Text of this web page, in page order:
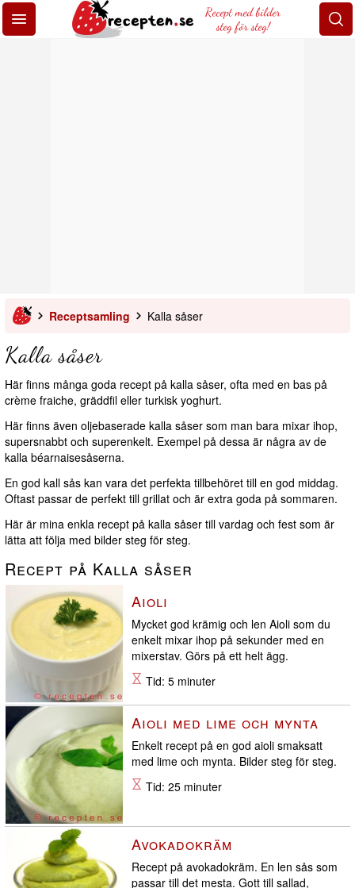
Recept med bilder
steg för steg!
Receptsamling Kalla såser
Kalla såser
Här finns många goda recept på kalla såser, ofta med en bas på
crème fraiche, gräddfil eller turkisk yoghurt.
Här finns även oljebaserade kalla såser som man bara mixar ihop,
supersnabbt och superenkelt. Exempel på dessa är några av de
kalla béarnaisesåserna.
En god kall sås kan vara det perfekta tillbehöret till en god middag.
Oftast passar de perfekt till grillat och är extra goda på sommaren.
Här är mina enkla recept på kalla såser till vardag och fest som är
lätta att följa med bilder steg för steg.
Recept på Kalla såser
Aioli
Mycket god krämig och len Aioli som du
enkelt mixar ihop på sekunder med en
mixerstav. Görs på ett helt ägg.
Tid: 5 minuter
Aioli med lime och mynta
Enkelt recept på en god aioli smaksatt
med lime och mynta. Bilder steg för steg.
Tid: 25 minuter
Avokadokräm
Recept på avokadokräm. En len sås som
passar till det mesta. Gott till sallad,